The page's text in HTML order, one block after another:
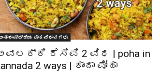
ಪಾಕವಿಧಾನಗಳು
ರೆಸಿಪಿ 2 ವಿಧ | poha in
2 ways | ಕಾಂದಾ ಪೋಹಾ